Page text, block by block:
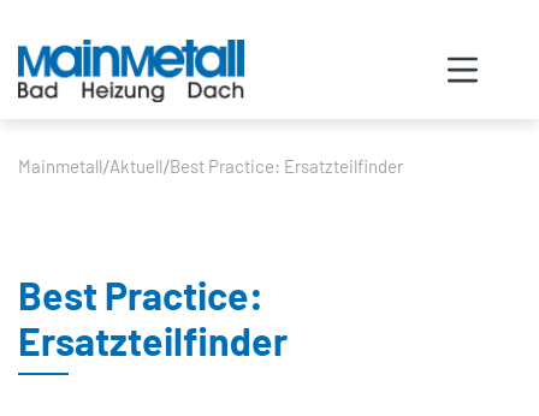
Mainmetall/Aktuell/Best Practice: Ersatzteilfinder
Best Practice:
Ersatzteilfinder